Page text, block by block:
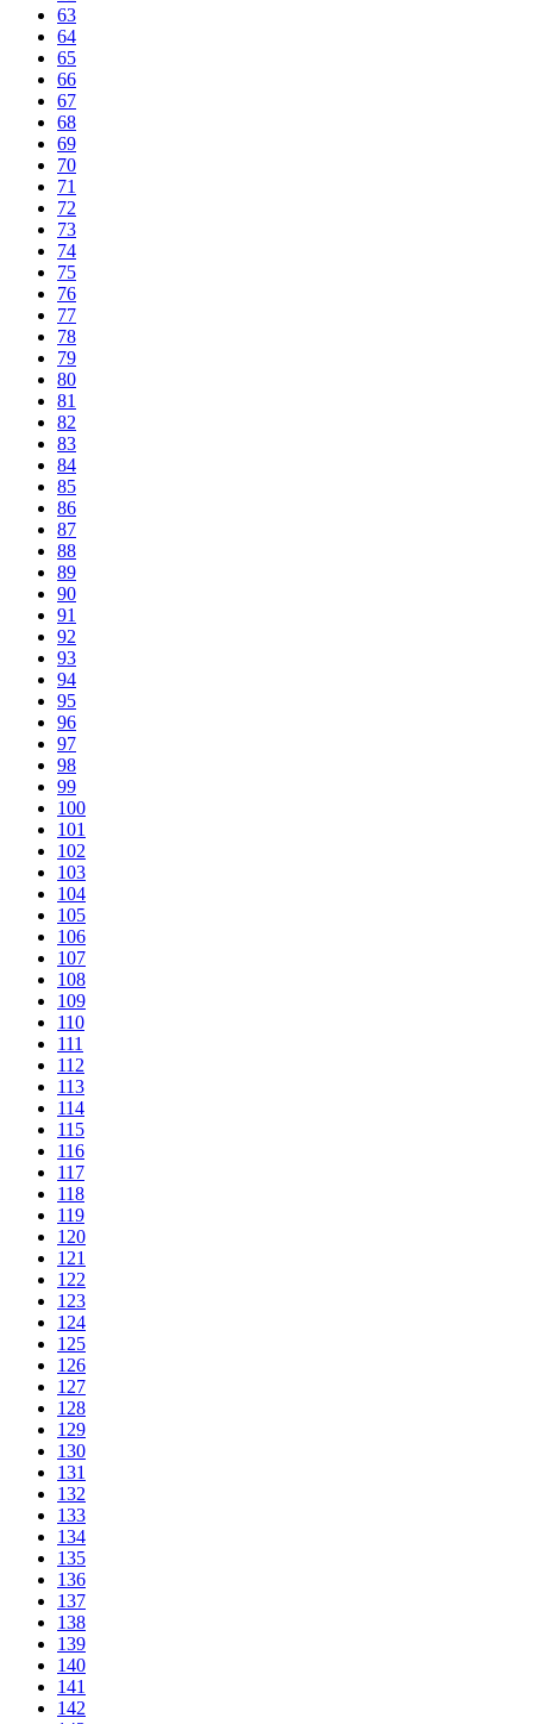
63
64
65
66
67
68
69
70
71
72
73
74
75
76
77
78
79
80
81
82
83
84
85
86
87
88
89
90
91
92
93
94
95
96
97
98
99
100
101
102
103
104
105
106
107
108
109
110
111
112
113
114
115
116
117
118
119
120
121
122
123
124
125
126
127
128
129
130
131
132
133
134
135
136
137
138
139
140
141
142